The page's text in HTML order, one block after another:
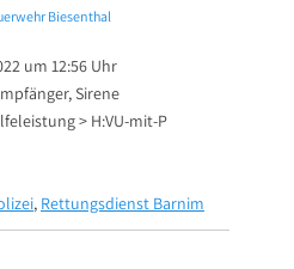
Biesenthal
um 12:56 Uhr
Sirene
> H:VU-mit-P
, Rettungsdienst Barnim